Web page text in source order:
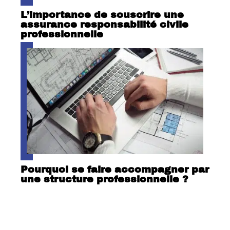
L’importance de souscrire une
assurance responsabilité civile
professionnelle
Pourquoi se faire accompagner par
une structure professionnelle ?